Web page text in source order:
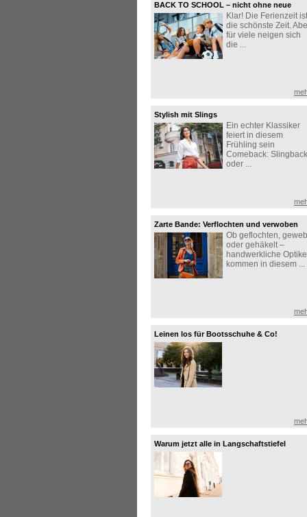
BACK TO SCHOOL – nicht ohne neue
Sneaker!
Klar! Die Ferienzeit ist
die schönste Zeit.
für viele neigen sich
die ...
Stylish mit Slings
Ein echter Klassiker
feiert in diesem
Frühling sein
Comeback:
oder ...
Zarte Bande: Verflochten und verwoben
Ob geflochten,
oder gehäkelt –
handwerkliche
kommen in diesem ...
Leinen los für Bootsschuhe & Co!
Warum jetzt alle in Langschaftstiefel
investieren!